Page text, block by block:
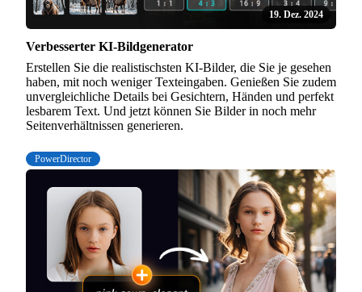
19. Dez. 2024
Verbesserter KI-Bildgenerator
Erstellen Sie die realistischsten KI-Bilder, die Sie je gesehen
haben, mit noch weniger Texteingaben. Genießen Sie zudem
unvergleichliche Details bei Gesichtern, Händen und perfekt
lesbarem Text. Und jetzt können Sie Bilder in noch mehr
Seitenverhältnissen generieren.
PowerDirector